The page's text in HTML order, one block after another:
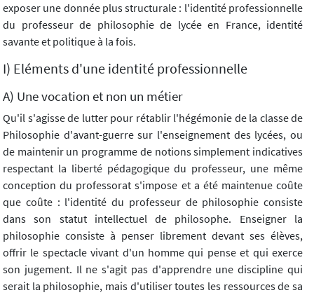
exposer une donnée plus structurale : l'identité professionnelle
du professeur de philosophie de lycée en France, identité
savante et politique à la fois.
I) Eléments d'une identité professionnelle
A) Une vocation et non un métier
Qu'il s'agisse de lutter pour rétablir l'hégémonie de la classe de
Philosophie d'avant-guerre sur l'enseignement des lycées, ou
de maintenir un programme de notions simplement indicatives
respectant la liberté pédagogique du professeur, une même
conception du professorat s'impose et a été maintenue coûte
que coûte : l'identité du professeur de philosophie consiste
dans son statut intellectuel de philosophe. Enseigner la
philosophie consiste à penser librement devant ses élèves,
offrir le spectacle vivant d'un homme qui pense et qui exerce
son jugement. Il ne s'agit pas d'apprendre une discipline qui
serait la philosophie, mais d'utiliser toutes les ressources de sa